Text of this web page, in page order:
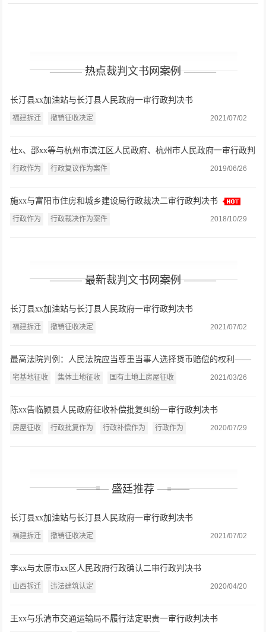
——— 热点裁判文书网案例 ———
长汀县xx加油站与长汀县人民政府一审行政判决书
福建拆迁 撤销征收决定 2021/07/02
杜x、邵xx等与杭州市滨江区人民政府、杭州市人民政府一审行政判
决书
行政作为 行政复议作为案件 2019/06/26
施xx与富阳市住房和城乡建设局行政裁决二审行政判决书
行政作为 行政裁决作为案件 2018/10/29
——— 最新裁判文书网案例 ———
长汀县xx加油站与长汀县人民政府一审行政判决书
福建拆迁 撤销征收决定 2021/07/02
最高法院判例：人民法院应当尊重当事人选择货币赔偿的权利——
张玉贵、张保莲诉杏花岭区政府行政赔偿案
宅基地征收 集体土地征收 国有土地上房屋征收 2021/03/26
陈xx告临颍县人民政府征收补偿批复纠纷一审行政判决书
房屋征收 行政批复作为 行政补偿作为 行政作为 2020/07/29
——— 盛廷推荐 ———
长汀县xx加油站与长汀县人民政府一审行政判决书
福建拆迁 撤销征收决定 2021/07/02
李xx与太原市xx区人民政府行政确认二审行政判决书
山西拆迁 违法建筑认定 2020/04/20
王xx与乐清市交通运输局不履行法定职责一审行政判决书